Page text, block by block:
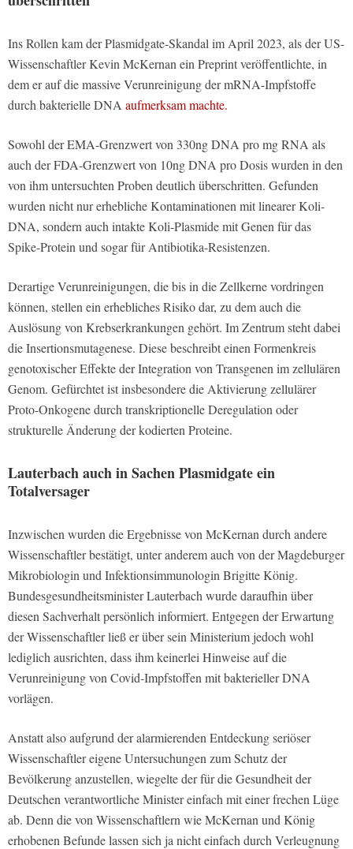
Ins Rollen kam der Plasmidgate-Skandal im April 2023, als der US-
Wissenschaftler Kevin McKernan ein Preprint veröffentlichte, in
dem er auf die massive Verunreinigung der mRNA-Impfstoffe
durch bakterielle DNA aufmerksam machte.
Sowohl der EMA-Grenzwert von 330ng DNA pro mg RNA als
auch der FDA-Grenzwert von 10ng DNA pro Dosis wurden in den
von ihm untersuchten Proben deutlich überschritten. Gefunden
wurden nicht nur erhebliche Kontaminationen mit linearer Koli-
DNA, sondern auch intakte Koli-Plasmide mit Genen für das
Spike-Protein und sogar für Antibiotika-Resistenzen.
Derartige Verunreinigungen, die bis in die Zellkerne vordringen
können, stellen ein erhebliches Risiko dar, zu dem auch die
Auslösung von Krebserkrankungen gehört. Im Zentrum steht dabei
die Insertionsmutagenese. Diese beschreibt einen Formenkreis
genotoxischer Effekte der Integration von Transgenen im zellulären
Genom. Gefürchtet ist insbesondere die Aktivierung zellulärer
Proto-Onkogene durch transkriptionelle Deregulation oder
strukturelle Änderung der kodierten Proteine.
Lauterbach auch in Sachen Plasmidgate ein
Totalversager
Inzwischen wurden die Ergebnisse von McKernan durch andere
Wissenschaftler bestätigt, unter anderem auch von der Magdeburger
Mikrobiologin und Infektionsimmunologin Brigitte König.
Bundesgesundheitsminister Lauterbach wurde daraufhin über
diesen Sachverhalt persönlich informiert. Entgegen der Erwartung
der Wissenschaftler ließ er über sein Ministerium jedoch wohl
lediglich ausrichten, dass ihm keinerlei Hinweise auf die
Verunreinigung von Covid-Impfstoffen mit bakterieller DNA
vorlägen.
Anstatt also aufgrund der alarmierenden Entdeckung seriöser
Wissenschaftler eigene Untersuchungen zum Schutz der
Bevölkerung anzustellen, wiegelte der für die Gesundheit der
Deutschen verantwortliche Minister einfach mit einer frechen Lüge
ab. Denn die von Wissenschaftlern wie McKernan und König
erhobenen Befunde lassen sich ja nicht einfach durch Verleugnung